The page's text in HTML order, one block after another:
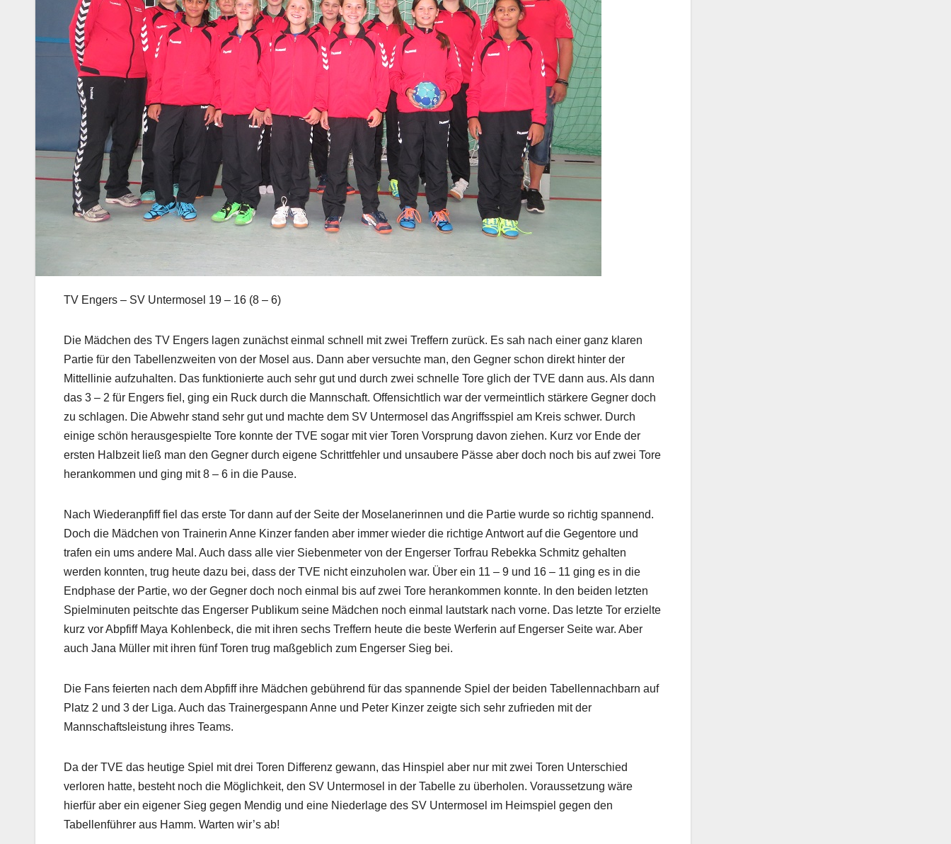
TV Engers – SV Untermosel 19 – 16 (8 – 6)
Die Mädchen des TV Engers lagen zunächst einmal schnell mit zwei Treffern zurück. Es sah nach einer ganz klaren
Partie für den Tabellenzweiten von der Mosel aus. Dann aber versuchte man, den Gegner schon direkt hinter der
Mittellinie aufzuhalten. Das funktionierte auch sehr gut und durch zwei schnelle Tore glich der TVE dann aus. Als dann
das 3 – 2 für Engers fiel, ging ein Ruck durch die Mannschaft. Offensichtlich war der vermeintlich stärkere Gegner doch
zu schlagen. Die Abwehr stand sehr gut und machte dem SV Untermosel das Angriffsspiel am Kreis schwer. Durch
einige schön herausgespielte Tore konnte der TVE sogar mit vier Toren Vorsprung davon ziehen. Kurz vor Ende der
ersten Halbzeit ließ man den Gegner durch eigene Schrittfehler und unsaubere Pässe aber doch noch bis auf zwei Tore
herankommen und ging mit 8 – 6 in die Pause.
Nach Wiederanpfiff fiel das erste Tor dann auf der Seite der Moselanerinnen und die Partie wurde so richtig spannend.
Doch die Mädchen von Trainerin Anne Kinzer fanden aber immer wieder die richtige Antwort auf die Gegentore und
trafen ein ums andere Mal. Auch dass alle vier Siebenmeter von der Engerser Torfrau Rebekka Schmitz gehalten
werden konnten, trug heute dazu bei, dass der TVE nicht einzuholen war. Über ein 11 – 9 und 16 – 11 ging es in die
Endphase der Partie, wo der Gegner doch noch einmal bis auf zwei Tore herankommen konnte. In den beiden letzten
Spielminuten peitschte das Engerser Publikum seine Mädchen noch einmal lautstark nach vorne. Das letzte Tor erzielte
kurz vor Abpfiff Maya Kohlenbeck, die mit ihren sechs Treffern heute die beste Werferin auf Engerser Seite war. Aber
auch Jana Müller mit ihren fünf Toren trug maßgeblich zum Engerser Sieg bei.
Die Fans feierten nach dem Abpfiff ihre Mädchen gebührend für das spannende Spiel der beiden Tabellennachbarn auf
Platz 2 und 3 der Liga. Auch das Trainergespann Anne und Peter Kinzer zeigte sich sehr zufrieden mit der
Mannschaftsleistung ihres Teams.
Da der TVE das heutige Spiel mit drei Toren Differenz gewann, das Hinspiel aber nur mit zwei Toren Unterschied
verloren hatte, besteht noch die Möglichkeit, den SV Untermosel in der Tabelle zu überholen. Voraussetzung wäre
hierfür aber ein eigener Sieg gegen Mendig und eine Niederlage des SV Untermosel im Heimspiel gegen den
Tabellenführer aus Hamm. Warten wir’s ab!